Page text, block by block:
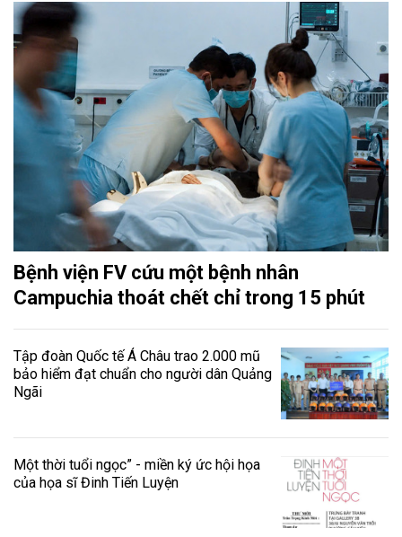
Bệnh viện FV cứu một bệnh nhân
Campuchia thoát chết chỉ trong 15 phút
Tập đoàn Quốc tế Á Châu trao 2.000 mũ
bảo hiểm đạt chuẩn cho người dân Quảng
Ngãi
Một thời tuổi ngọc” - miền ký ức hội họa
của họa sĩ Đinh Tiến Luyện